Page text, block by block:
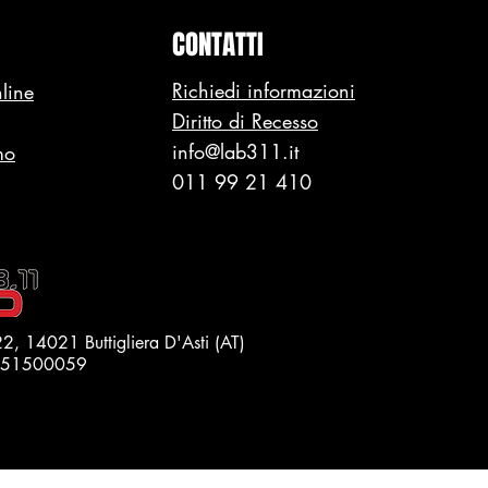
CONTATTI
Richiedi informazioni
Diritto di Recesso
info@lab311.it
011 99 21 410
14021 Buttigliera D'Asti (AT)